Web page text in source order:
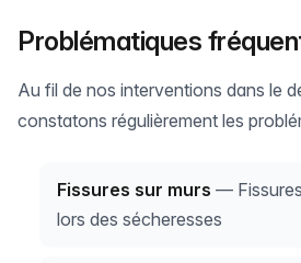
Problématiques
Au fil de nos interventions dans le
constatons régulièrement les
Fissures sur murs —
lors des sécheresses